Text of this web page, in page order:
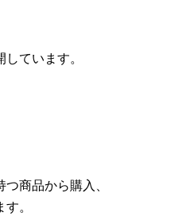
ています。
商品から購入、
。